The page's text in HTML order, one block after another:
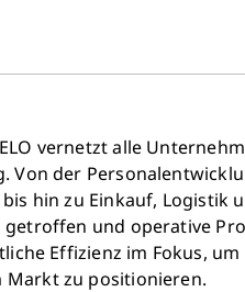
vernetzt alle
Von der
hin zu Einkauf, Logistik
und operative
Effizienz im Fokus, um
zu positionieren.